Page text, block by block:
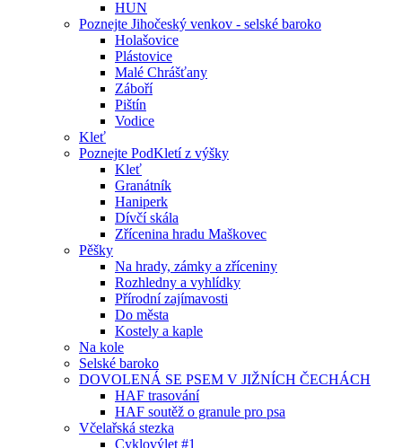
HUN
Poznejte Jihočeský venkov - selské baroko
Holašovice
Plástovice
Malé Chrášťany
Záboří
Pištín
Vodice
Kleť
Poznejte PodKletí z výšky
Kleť
Granátník
Haniperk
Dívčí skála
Zřícenina hradu Maškovec
Pěšky
Na hrady, zámky a zříceniny
Rozhledny a vyhlídky
Přírodní zajímavosti
Do města
Kostely a kaple
Na kole
Selské baroko
DOVOLENÁ SE PSEM V JIŽNÍCH ČECHÁCH
HAF trasování
HAF soutěž o granule pro psa
Včelařská stezka
Cyklovýlet #1